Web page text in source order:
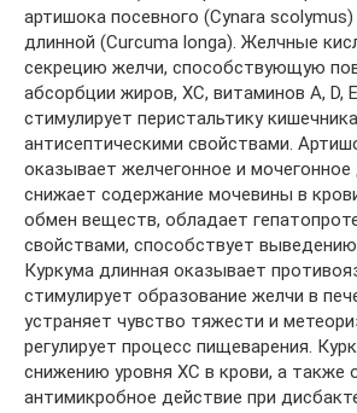
артишока посевного (Cynara
длинной (Curcuma longa). Желчные
секрецию желчи, способствующую
абсорбции жиров, ХС, витаминов A, D,
стимулирует перистальтику
антисептическими свойствами.
оказывает желчегонное и мочегонное
снижает содержание мочевины в
обмен веществ, обладает
свойствами, способствует
Куркума длинная оказывает
стимулирует образование желчи в
устраняет чувство тяжести и
регулирует процесс пищеварения.
снижению уровня ХС в крови, а также
антимикробное действие при